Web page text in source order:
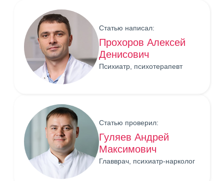
Статью написал:
Прохоров Алексей
Денисович
Психиатр, психотерапевт
Статью проверил:
Гуляев Андрей
Максимович
Главврач, психиатр-нарколог